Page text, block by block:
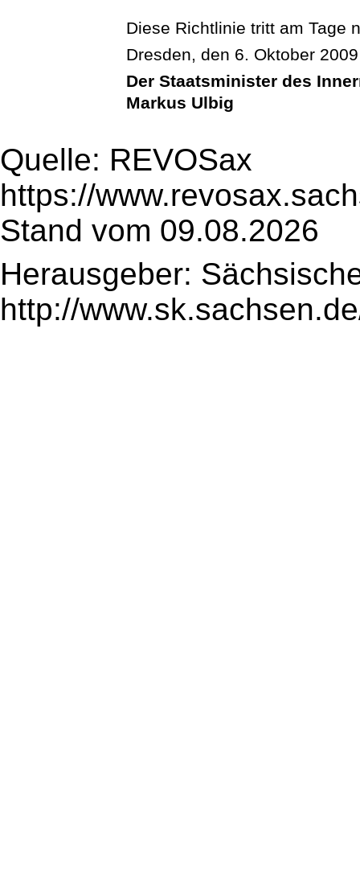
Diese Richtlinie tritt am Tage
Dresden, den 6. Oktober 2009
Der Staatsminister des
Markus Ulbig
Quelle: REVOSax
https://
Stand vom 09.08.2026
Herausgeber:
http://